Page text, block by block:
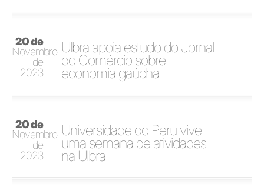
20 de
Novembro
de
2023
Ulbra apoia estudo do Jornal
do Comércio sobre
economia gaúcha
20 de
Novembro
de
2023
Universidade do Peru vive
uma semana de atividades
na Ulbra